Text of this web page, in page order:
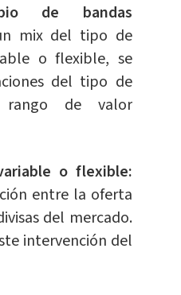
de bandas
mix del tipo de
o flexible, se
del tipo de
de valor
o flexible:
entre la oferta
del mercado.
intervención del